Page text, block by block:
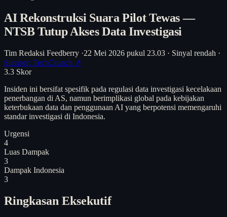
AI Rekonstruksi Suara Pilot Tewas —
NTSB Tutup Akses Data Investigasi
Tim Redaksi Feedberry ·22 Mei 2026 pukul 23.03 · Sinyal rendah ·
Sumber: TechCrunch ↗
3.3 Skor
Insiden ini bersifat spesifik pada regulasi data investigasi kecelakaan
penerbangan di AS, namun berimplikasi global pada kebijakan
keterbukaan data dan penggunaan AI yang berpotensi memengaruhi
standar investigasi di Indonesia.
Urgensi
4
Luas Dampak
3
Dampak Indonesia
3
Ringkasan Eksekutif